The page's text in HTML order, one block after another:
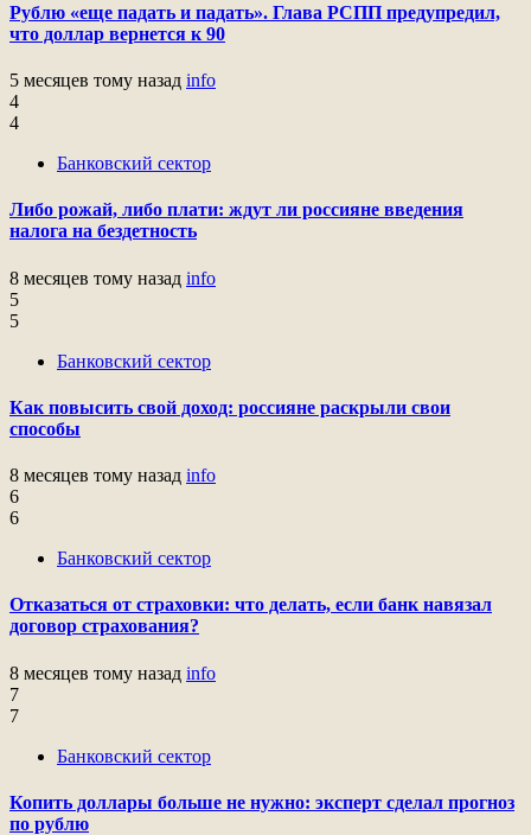
Рублю «еще падать и падать». Глава РСПП предупредил,
что доллар вернется к 90
5 месяцев тому назад info
4
4
Банковский сектор
Либо рожай, либо плати: ждут ли россияне введения
налога на бездетность
8 месяцев тому назад info
5
5
Банковский сектор
Как повысить свой доход: россияне раскрыли свои
способы
8 месяцев тому назад info
6
6
Банковский сектор
Отказаться от страховки: что делать, если банк навязал
договор страхования?
8 месяцев тому назад info
7
7
Банковский сектор
Копить доллары больше не нужно: эксперт сделал прогноз
по рублю